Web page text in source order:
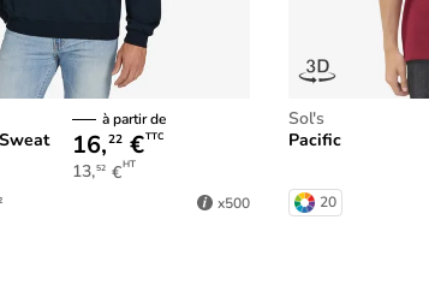
à partir de
13,52 €HT
16,22 €TTC
x500
Sol's
Pacific
20